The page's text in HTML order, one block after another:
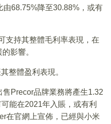
68.75%降至30.88%，或有
支持其整體毛利率表現，在
影響。
整體盈利表現。
售Precor品牌業務將產生1.32
能在2021年入賬，或有利
在官網上宣佈，已經與小米